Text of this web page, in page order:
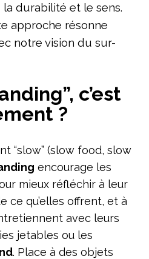
durabilité et le sens.
approche résonne
notre vision du sur-
c’est
?
“slow” (slow food, slow
encourage les
mieux réfléchir à leur
ce qu’elles offrent, et à
avec leurs
jetables ou les
. Place à des objets